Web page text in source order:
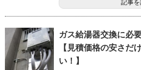
記事
ガス給湯器交換に必
【見積価格の安さだ
い！】